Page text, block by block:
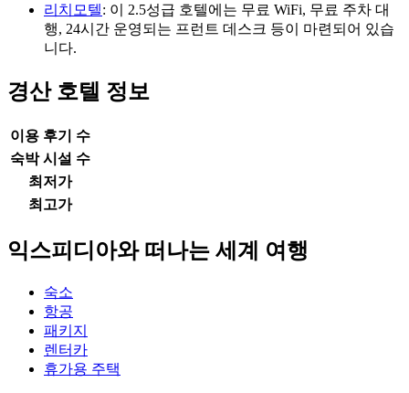
리치모텔: 이 2.5성급 호텔에는 무료 WiFi, 무료 주차 대
행, 24시간 운영되는 프런트 데스크 등이 마련되어 있습
니다.
경산 호텔 정보
이용 후기 수
숙박 시설 수
최저가
최고가
익스피디아와 떠나는 세계 여행
숙소
항공
패키지
렌터카
휴가용 주택